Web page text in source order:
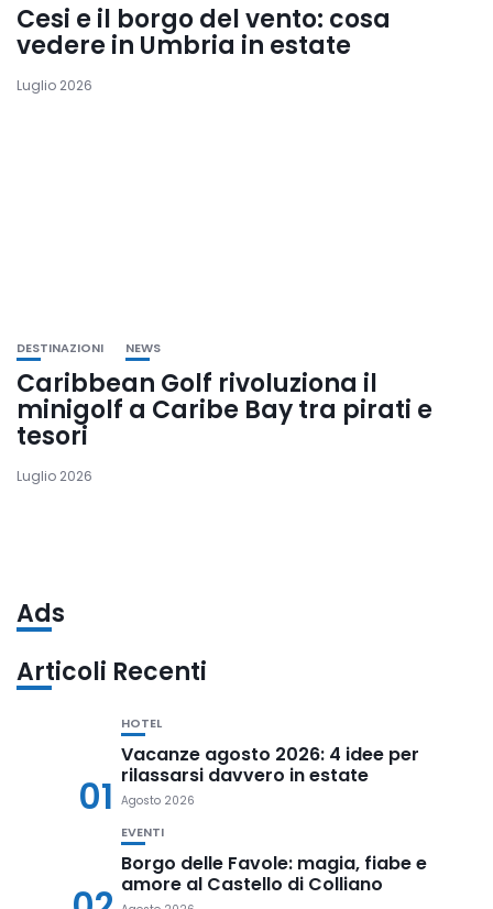
Cesi e il borgo del vento: cosa
vedere in Umbria in estate
Luglio 2026
DESTINAZIONI NEWS
Caribbean Golf rivoluziona il
minigolf a Caribe Bay tra pirati e
tesori
Luglio 2026
Ads
Articoli Recenti
01
HOTEL
Vacanze agosto 2026: 4 idee per
rilassarsi davvero in estate
Agosto 2026
EVENTI
Borgo delle Favole: magia, fiabe e
amore al Castello di Colliano